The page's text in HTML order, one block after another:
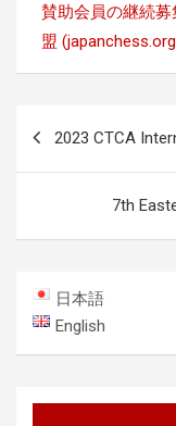
賛助会員の継続
盟
ー
シ
ョ
ン
2023 CTCA
7th
日本語
English